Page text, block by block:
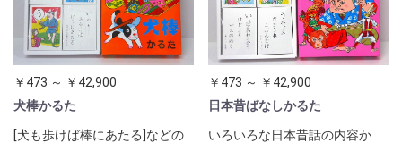
￥473 ～ ￥42,900
犬棒かるた
[犬も歩けば棒にあたる]などの
￥473 ～ ￥42,900
日本昔ばなしかるた
いろいろな日本昔話の内容か